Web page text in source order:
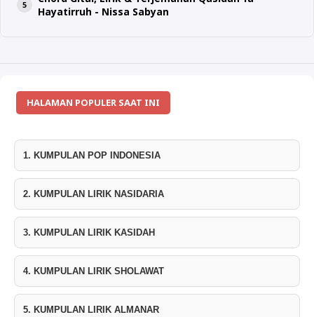
Hayatirruh - Nissa Sabyan
HALAMAN POPULER SAAT INI
1. KUMPULAN POP INDONESIA
2. KUMPULAN LIRIK NASIDARIA
3. KUMPULAN LIRIK KASIDAH
4. KUMPULAN LIRIK SHOLAWAT
5. KUMPULAN LIRIK ALMANAR